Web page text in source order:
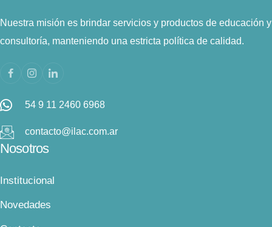
Nuestra misión es brindar servicios y productos de educación y
consultoría, manteniendo una estricta política de calidad.
54 9 11 2460 6968
contacto@ilac.com.ar
Nosotros
Institucional
Novedades